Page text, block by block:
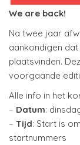
We are back!
Na twee jaar
aankondigen
plaatsvinden.
voorgaande
Alle info in het
– Datum:
– Tijd: Start is
startnummers